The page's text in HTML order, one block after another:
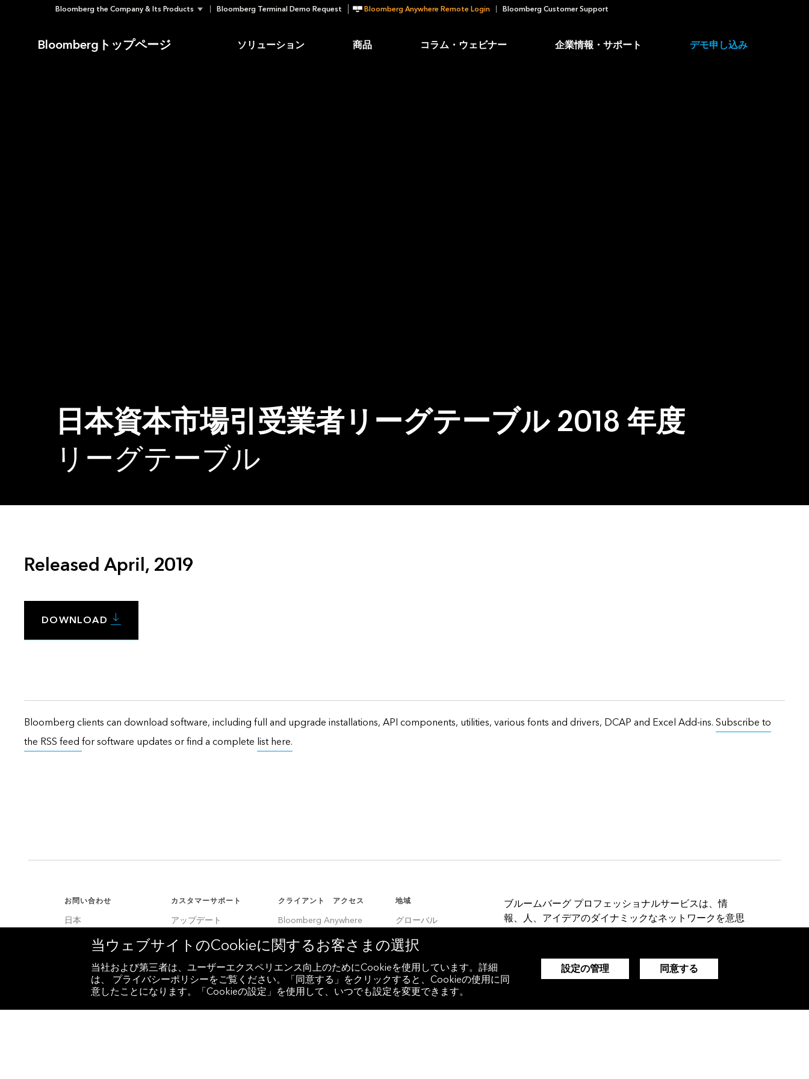
Bloomberg the Company & Its Products Bloomberg Terminal Demo Request Bloomberg Anywhere Remote Login Bloomberg Customer Support
Bloombergトップページ ソリューション 商品 コラム・ウェビナー 企業情報・サポート デモ申し込み
日本資本市場引受業者リーグテーブル 2018 年度
リーグテーブル
Released April, 2019
DOWNLOAD
Bloomberg clients can download software, including full and upgrade installations, API components, utilities, various fonts and drivers, DCAP and Excel Add-ins. Subscribe to
the RSS feed for software updates or find a complete list here.
お問い合わせ
日本
+1 212 318 2000
ヨーロッパ
+44 20 7330 7500
カスタマーサポート
アップデート
カスタマーサポート
サービスセンター
クライアント アクセス
Bloomberg Anywhere
Bloomberg Vault
Entity Exchange
地域
グローバル
韓国
中国
インド
ブルームバーグ プロフェッショナルサービスは、情
報、人、アイデアのダイナミックなネットワークを意思
決定者に提供します。
デモをリクエストする
当ウェブサイトのCookieに関するお客さまの選択
当社および第三者は、ユーザーエクスペリエンス向上のためにCookieを使用しています。詳細
は、 プライバシーポリシーをご覧ください。「同意する」をクリックすると、Cookieの使用に同
意したことになります。「Cookieの設定」を使用して、いつでも設定を変更できます。
設定の管理 同意する